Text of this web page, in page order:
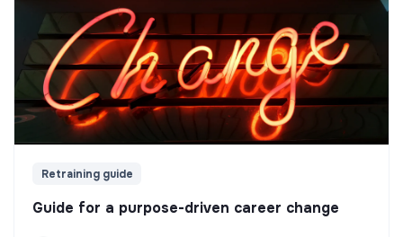
Retraining guide
Guide for a purpose-driven career change